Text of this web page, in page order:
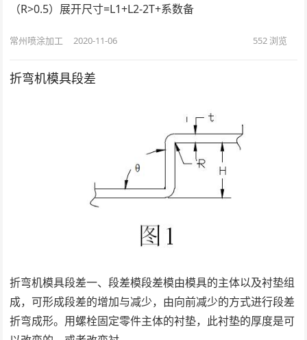
（R>0.5）展开尺寸=L1+L2-2T+系数备
常州喷涂加工 2020-11-06 552浏览
折弯机模具段差
折弯机模具段差一、段差模段差模由模具的主体以及衬垫组
成，可形成段差的增加与减少，由向前减少的方式进行段差
折弯成形。用螺栓固定零件主体的衬垫，此衬垫的厚度是可